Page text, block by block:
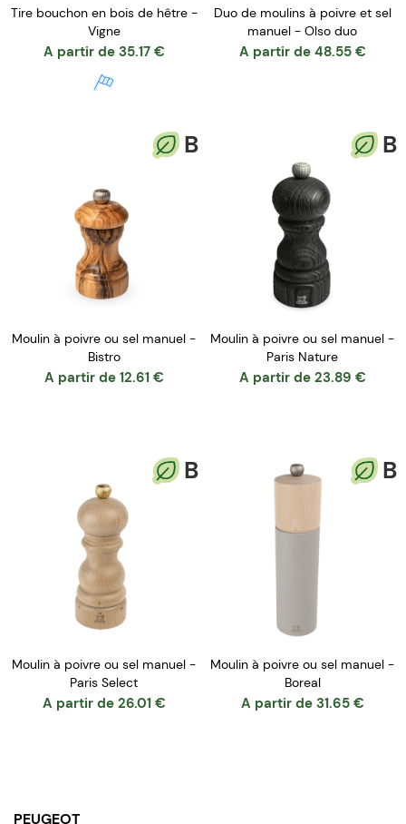
Tire bouchon en bois de hêtre -
Vigne
A partir de 35.17 €
Duo de moulins à poivre et sel
manuel - Olso duo
A partir de 48.55 €
B
Moulin à poivre ou sel manuel -
Bistro
A partir de 12.61 €
B
Moulin à poivre ou sel manuel -
Paris Nature
A partir de 23.89 €
B
Moulin à poivre ou sel manuel -
Paris Select
A partir de 26.01 €
B
Moulin à poivre ou sel manuel -
Boreal
A partir de 31.65 €
PEUGEOT